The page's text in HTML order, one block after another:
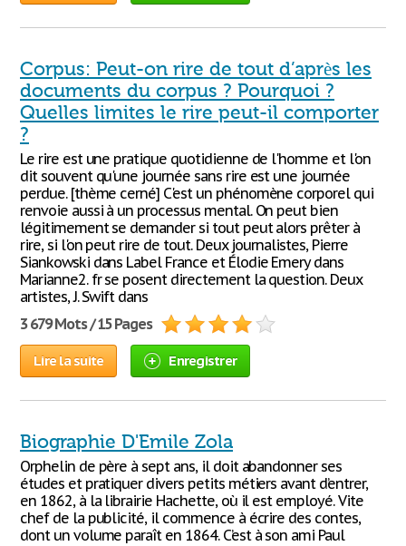
Corpus: Peut-on rire de tout d’après les
documents du corpus ? Pourquoi ?
Quelles limites le rire peut-il comporter
?
Le rire est une pratique quotidienne de l'homme et l'on
dit souvent qu'une journée sans rire est une journée
perdue. [thème cerné] C'est un phénomène corporel qui
renvoie aussi à un processus mental. On peut bien
légitimement se demander si tout peut alors prêter à
rire, si l'on peut rire de tout. Deux journalistes, Pierre
Siankowski dans Label France et Élodie Emery dans
Marianne2. fr se posent directement la question. Deux
artistes, J. Swift dans
3 679 Mots / 15 Pages
Lire la suite Enregistrer
Biographie D'Emile Zola
Orphelin de père à sept ans, il doit abandonner ses
études et pratiquer divers petits métiers avant d’entrer,
en 1862, à la librairie Hachette, où il est employé. Vite
chef de la publicité, il commence à écrire des contes,
dont un volume paraît en 1864. C’est à son ami Paul